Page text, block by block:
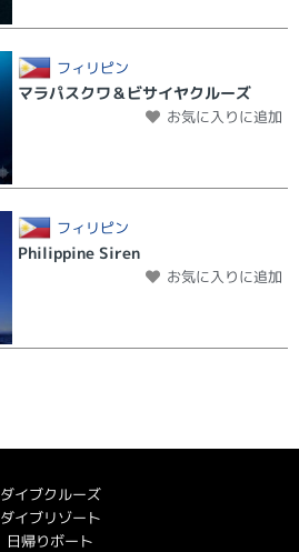
フィリピン
マラパスクワ＆ビサイヤクルーズ
お気に入りに追加
フィリピン
Philippine Siren
お気に入りに追加
ダイブクルーズ
ダイブリゾート
日帰りボート